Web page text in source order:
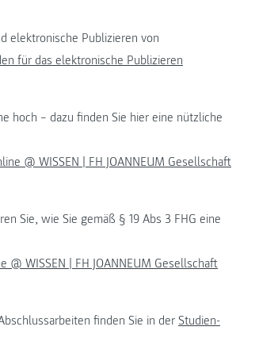
elektronische Publizieren von
für das elektronische Publizieren
hoch – dazu finden Sie hier eine nützliche
@ WISSEN | FH JOANNEUM Gesellschaft
Sie, wie Sie gemäß § 19 Abs 3 FHG eine
WISSEN | FH JOANNEUM Gesellschaft
finden Sie in der Studien-